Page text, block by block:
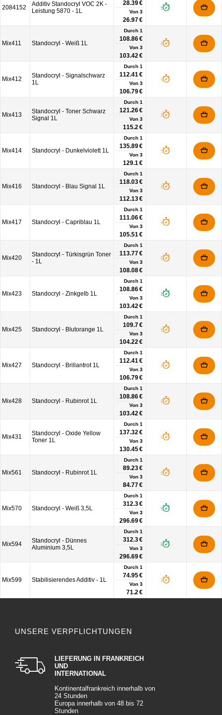
2084152
Additiv Standocryl VOC 2K -
Leistung 5870 - 1L
28.39 €
Von 3
26.97 €
Mix411 Standocryl - Weiß 1L
Durch 1
108.86 €
Von 3
103.42 €
Mix412
Standocryl - Signalschwarz
1L
Durch 1
112.41 €
Von 3
106.79 €
Mix413
Standocryl - Toner Schwarz
Signal 1L
Durch 1
121.26 €
Von 3
115.2 €
Mix414 Standocryl - Dunkelviolett 1L
Durch 1
135.89 €
Von 3
129.1 €
Mix416 Standocryl - Blau Signal 1L
Durch 1
118.03 €
Von 3
112.13 €
Mix417 Standocryl - Capriblau 1L
Durch 1
111.06 €
Von 3
105.51 €
Mix420
Standocryl - Türkisgrün Toner
- 1L
Durch 1
113.77 €
Von 3
108.08 €
Mix423 Standocryl - Zinkgelb 1L
Durch 1
108.86 €
Von 3
103.42 €
Mix425 Standocryl - Blutorange 1L
Durch 1
109.7 €
Von 3
104.22 €
Mix427 Standocryl - Brillantrot 1L
Durch 1
112.41 €
Von 3
106.79 €
Mix428 Standocryl - Rubinrot 1L
Durch 1
108.86 €
Von 3
103.42 €
Mix431
Standocryl - Oxide Yellow
Toner 1L
Durch 1
137.32 €
Von 3
130.45 €
Mix561 Standocryl - Rubinrot 1L
Durch 1
89.23 €
Von 3
84.77 €
Mix570 Standocryl - Weiß 3,5L
Durch 1
312.3 €
Von 3
296.69 €
Mix594
Standocryl - Dünnes
Aluminium 3,5L
Durch 1
312.3 €
Von 3
296.69 €
Mix599 Stabilisierendes Additiv - 1L
Durch 1
74.95 €
Von 3
71.2 €
UNSERE VERPFLICHTUNGEN
LIEFERUNG IN FRANKREICH
UND
INTERNATIONAL
Kontinentalfrankreich innerhalb von
24 Stunden
Europa innerhalb von 48 bis 72
Stunden